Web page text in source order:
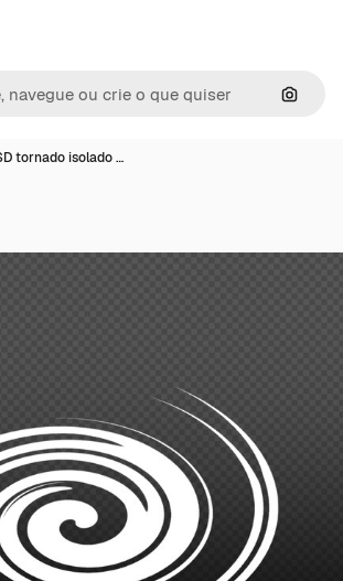
tornado isolado …